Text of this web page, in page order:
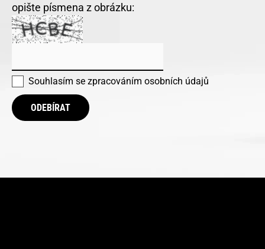
opište písmena z obrázku:
Souhlasím se zpracováním osobních údajů
ODEBÍRAT